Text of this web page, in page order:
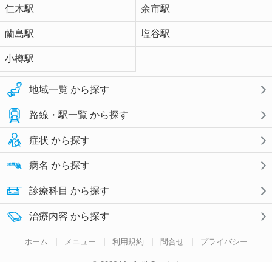
仁木駅 余市駅
蘭島駅 塩谷駅
小樽駅
地域一覧 から探す
路線・駅一覧 から探す
症状 から探す
病名 から探す
診療科目 から探す
治療内容 から探す
ホーム | メニュー | 利用規約 | 問合せ | プライバシー